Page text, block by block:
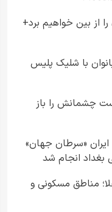
را از بین خواهیم برد+
با شلیک پلیس
چشمانش را باز
«سرطان جهان»
بغداد انجام شد
مناطق مسکونی و